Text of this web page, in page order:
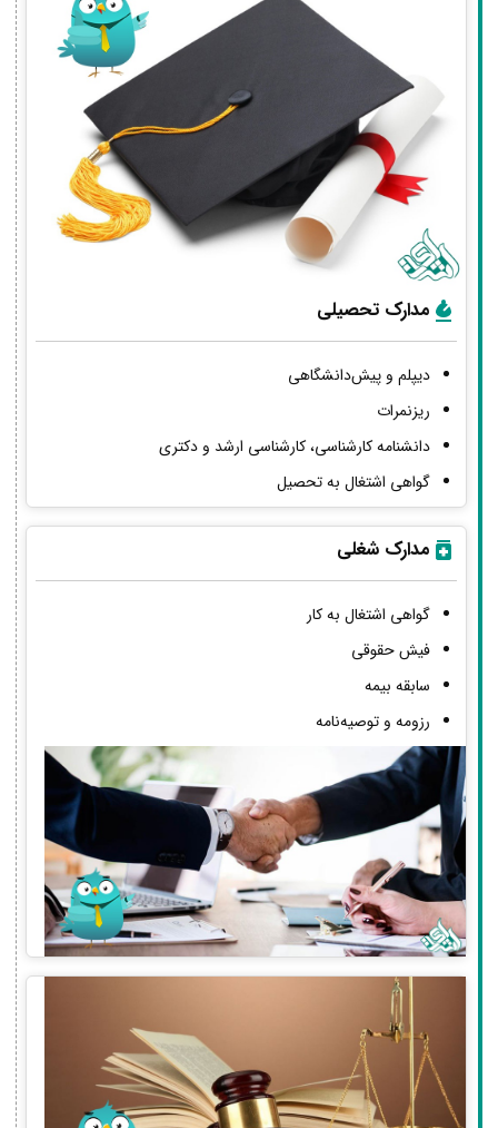
مدارک تحصیلی
دیپلم و پیش‌دانشگاهی
ریزنمرات
دانشنامه کارشناسی، کارشناسی ارشد و دکتری
گواهی اشتغال به تحصیل
مدارک شغلی
گواهی اشتغال به کار
فیش حقوقی
سابقه بیمه
رزومه و توصیه‌نامه